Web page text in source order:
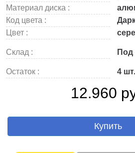
Материал диска :
Код цвета :
Цвет :
Склад : Под
Остаток : 4 шт.
12.960
Купить